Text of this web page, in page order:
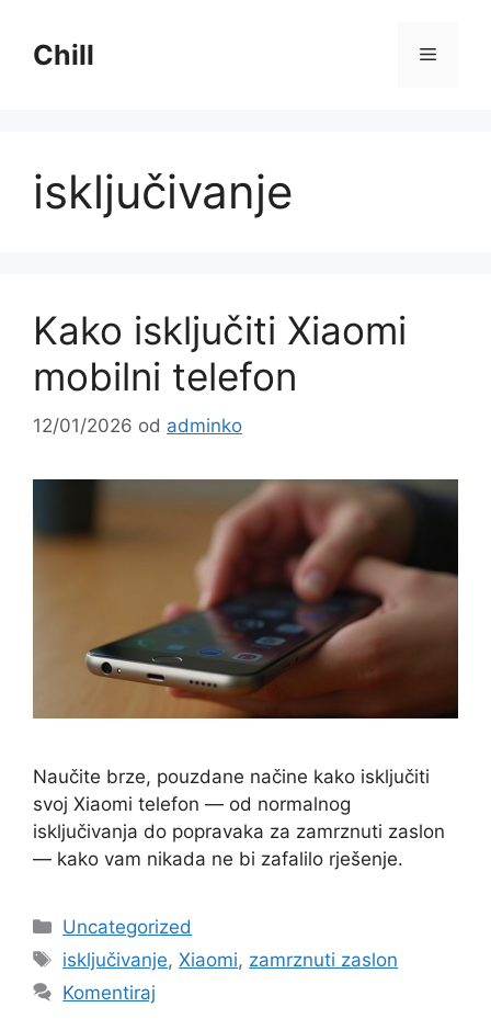
sadržajChill
isključivanje
Kako isključiti Xiaomi
mobilni telefon
12/01/2026 od adminko
Naučite brze, pouzdane načine kako isključiti
svoj Xiaomi telefon — od normalnog
isključivanja do popravaka za zamrznuti zaslon
— kako vam nikada ne bi zafalilo rješenje.
Kategorije
Uncategorized
Oznake
isključivanje,Xiaomi, zamrznuti zaslon
Komentiraj